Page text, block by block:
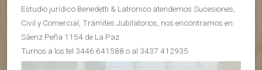
Estudio jurídico Benedetti & Latronico atendemos Sucesiones,
Civil y Comercial, Trámites Jubilatorios, nos encontramos en
Sáenz Peña 1154 de La Paz
Turnos a los tel 3446 641588 o al 3437 412935